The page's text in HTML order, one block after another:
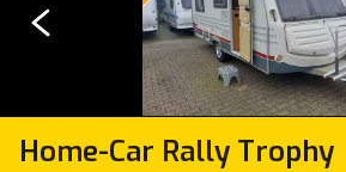
Home-Car Rally Trophy